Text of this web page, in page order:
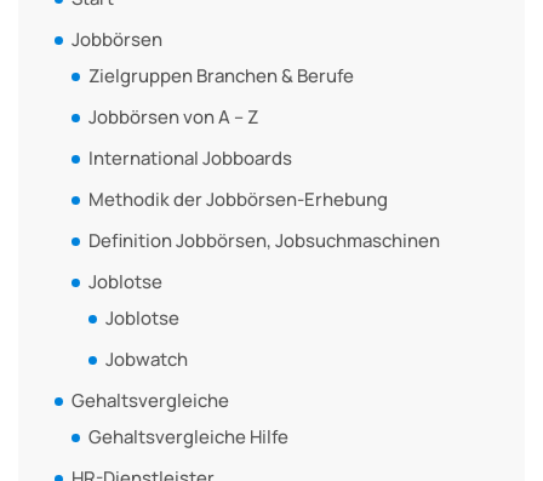
Jobbörsen
Zielgruppen Branchen & Berufe
Jobbörsen von A – Z
International Jobboards
Methodik der Jobbörsen-Erhebung
Definition Jobbörsen, Jobsuchmaschinen
Joblotse
Joblotse
Jobwatch
Gehaltsvergleiche
Gehaltsvergleiche Hilfe